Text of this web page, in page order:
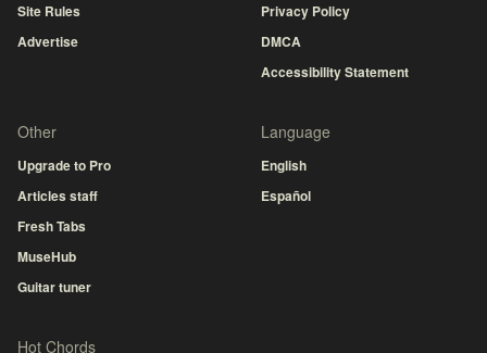
Site Rules
Advertise
Privacy Policy
DMCA
Accessibility Statement
Other
Upgrade to Pro
Articles staff
Fresh Tabs
MuseHub
Guitar tuner
Language
English
Español
Hot Chords